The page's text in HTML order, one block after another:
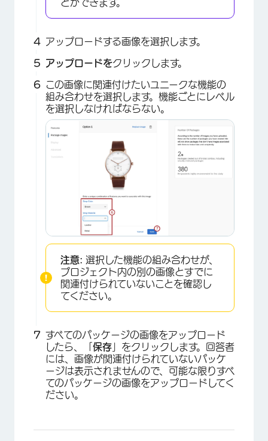
×
×
とができます。
アップロードする画像を選択します。
アップロードをクリックします。
この画像に関連付けたいユニークな機能の
組み合わせを選択します。機能ごとにレベル
を選択しなければならない。
注意: 選択した機能の組み合わせが、
プロジェクト内の別の画像とすでに
関連付けられていないことを確認し
てください。
すべてのパッケージの画像をアップロード
したら、「 保存 」をクリックします。回答者
には、画像が関連付けられていないパッケ
ージは表示されませんので、可能な限りすべ
てのパッケージの画像をアップロードしてく
ださい。